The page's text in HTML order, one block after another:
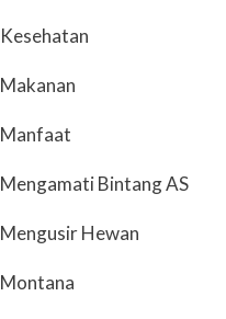
Kesehatan
Makanan
Manfaat
Mengamati Bintang AS
Mengusir Hewan
Montana